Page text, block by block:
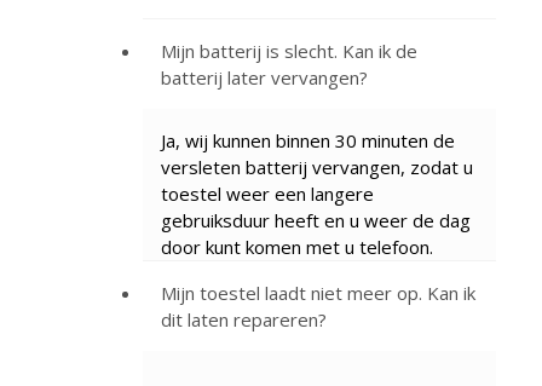
Mijn batterij is slecht. Kan ik de
batterij later vervangen?
Ja, wij kunnen binnen 30 minuten de
versleten batterij vervangen, zodat u
toestel weer een langere
gebruiksduur heeft en u weer de dag
door kunt komen met u telefoon.
Mijn toestel laadt niet meer op. Kan ik
dit laten repareren?